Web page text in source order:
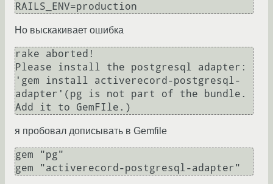
RAILS_ENV=production
Но выскакивает ошибка
rake aborted!
Please install the postgresql adapter:
'gem install activerecord-postgresql-
adapter'(pg is not part of the bundle.
Add it to GemFIle.)
я пробовал дописывать в Gemfile
gem "pg"
gem "activerecord-postgresql-adapter"